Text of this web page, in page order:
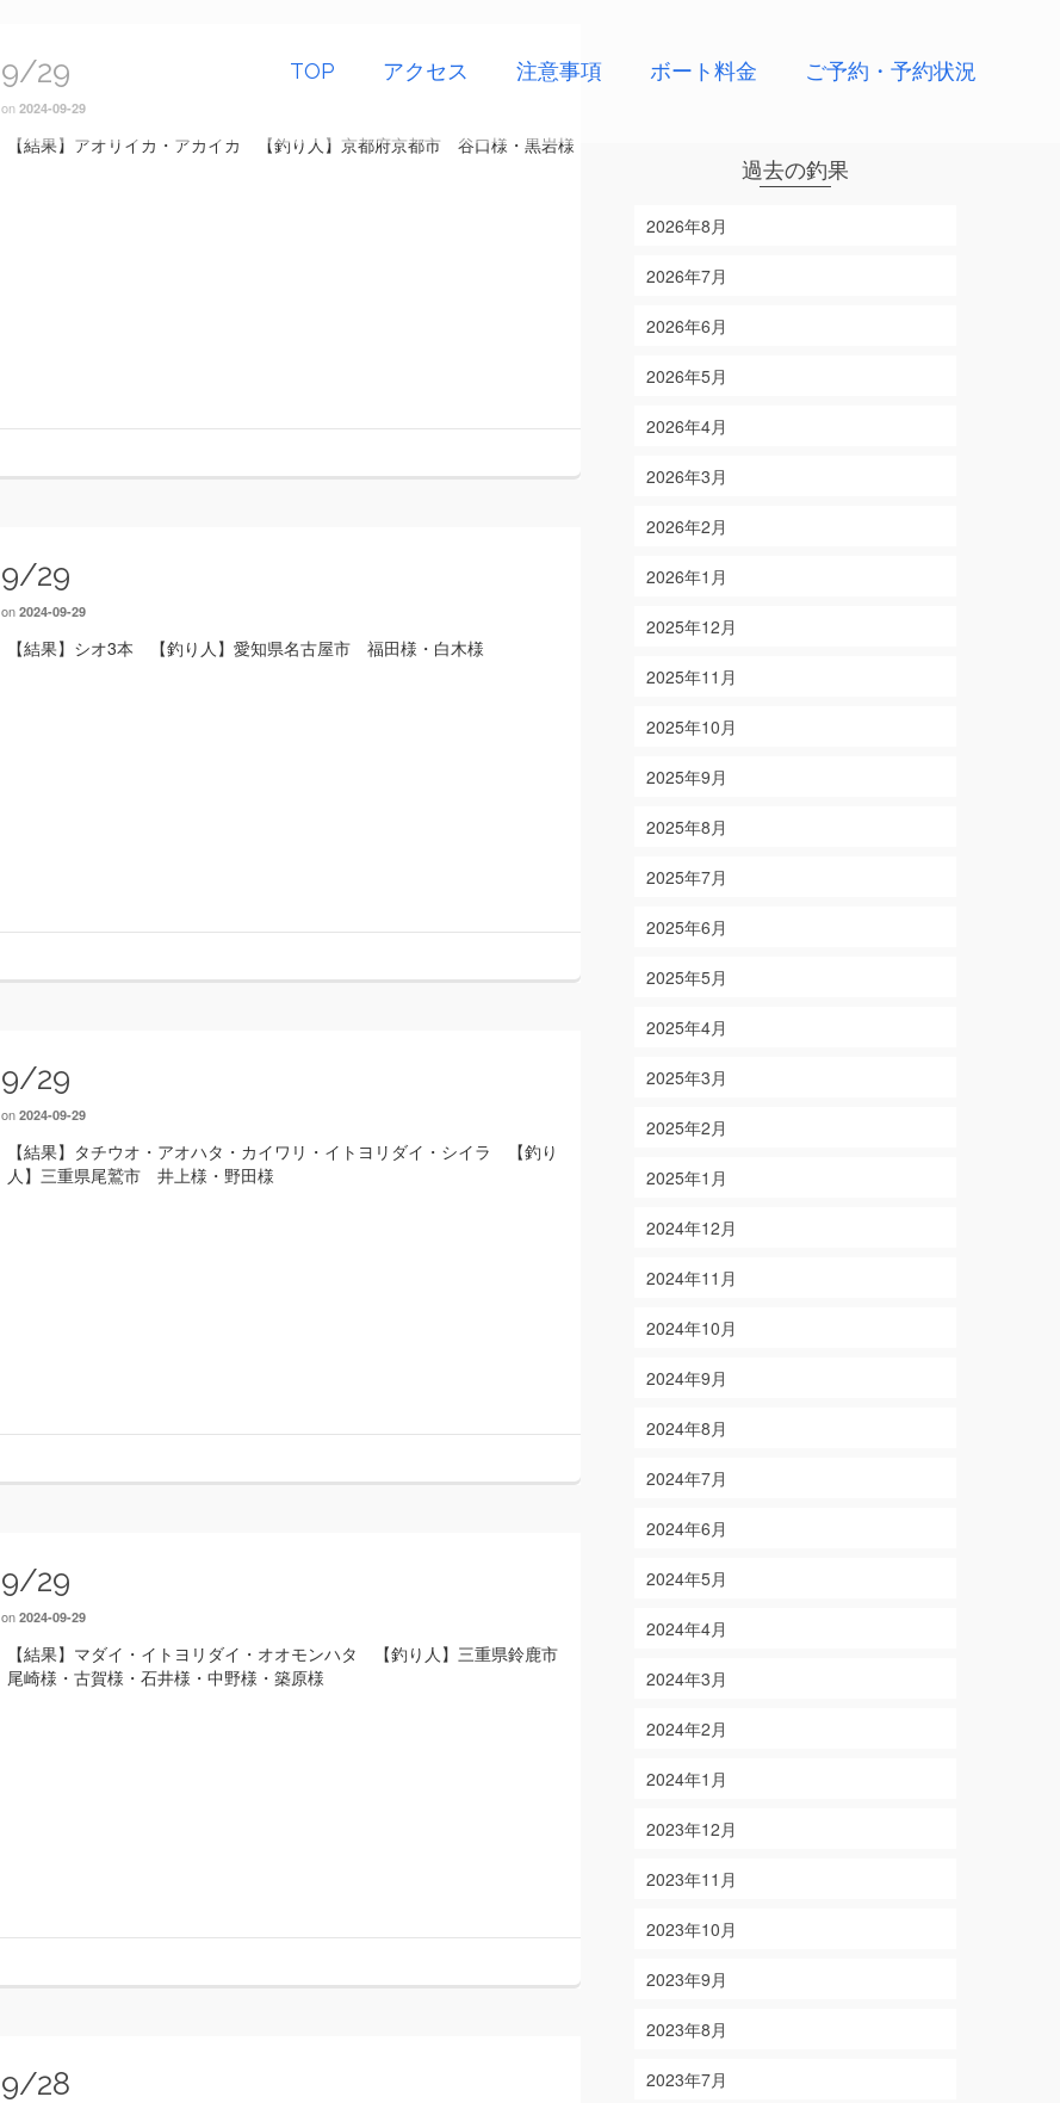
TOP アクセス 注意事項 ボート料金 ご予約・予約状況
9/29
on 2024-09-29
【結果】アオリイカ・アカイカ 【釣り人】京都府京都市 谷口様・黒岩様
9/29
on 2024-09-29
【結果】シオ3本 【釣り人】愛知県名古屋市 福田様・白木様
9/29
on 2024-09-29
【結果】タチウオ・アオハタ・カイワリ・イトヨリダイ・シイラ 【釣り
人】三重県尾鷲市 井上様・野田様
9/29
on 2024-09-29
【結果】マダイ・イトヨリダイ・オオモンハタ 【釣り人】三重県鈴鹿市
尾崎様・古賀様・石井様・中野様・築原様
9/28
過去の釣果
2026年8月
2026年7月
2026年6月
2026年5月
2026年4月
2026年3月
2026年2月
2026年1月
2025年12月
2025年11月
2025年10月
2025年9月
2025年8月
2025年7月
2025年6月
2025年5月
2025年4月
2025年3月
2025年2月
2025年1月
2024年12月
2024年11月
2024年10月
2024年9月
2024年8月
2024年7月
2024年6月
2024年5月
2024年4月
2024年3月
2024年2月
2024年1月
2023年12月
2023年11月
2023年10月
2023年9月
2023年8月
2023年7月